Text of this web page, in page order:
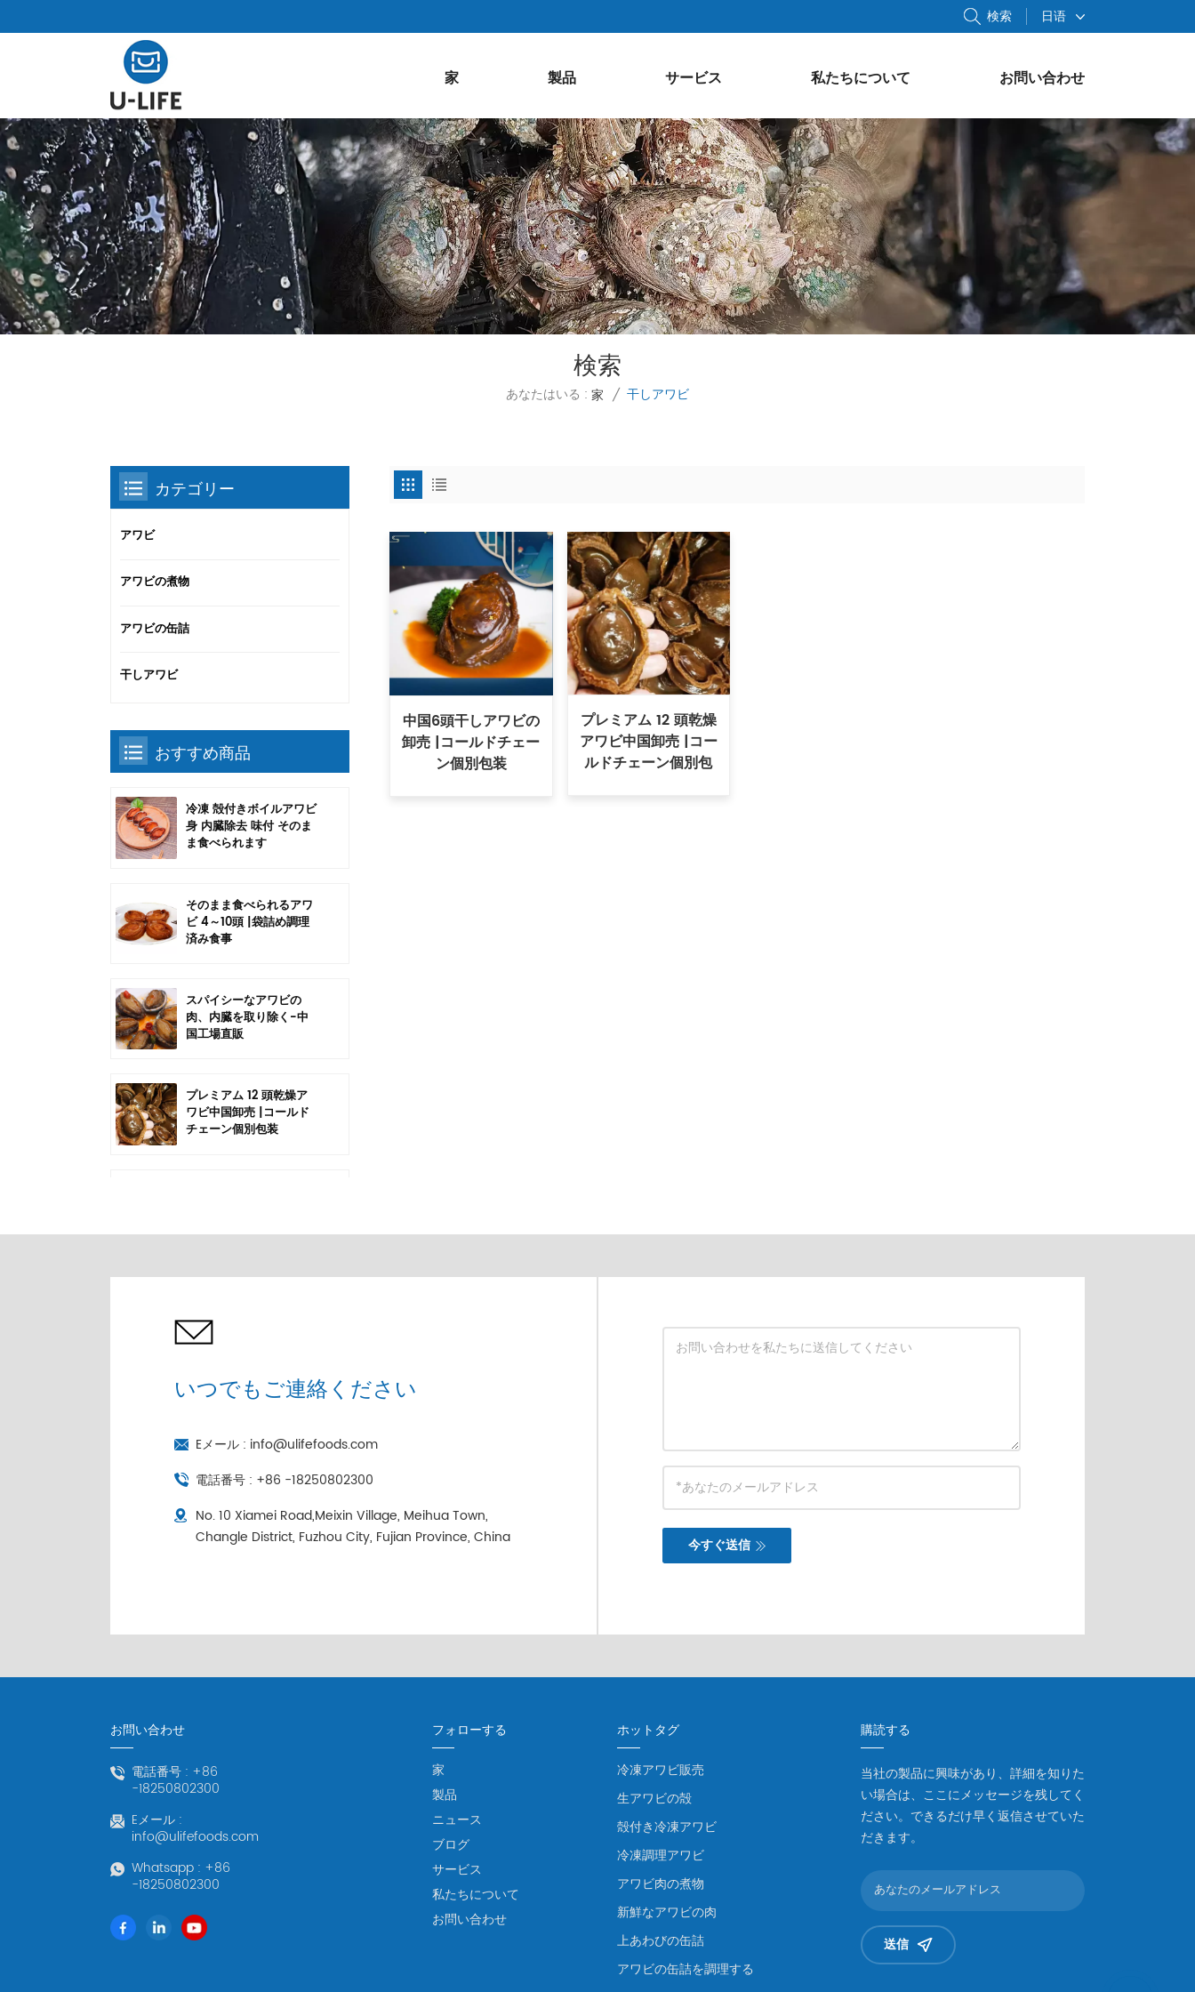
日语
検索
家 製品 サービス 私たちについて お問い合わせ
検索
あなたはいる : 家 / 干しアワビ
中国6頭干しアワビの
卸売 |コールドチェー
ン個別包装
プレミアム 12 頭乾燥
アワビ中国卸売 |コー
ルドチェーン個別包
カテゴリー
アワビ
アワビの煮物
アワビの缶詰
干しアワビ
おすすめ商品
冷凍 殻付きボイルアワビ
身 内臓除去 味付 そのま
ま食べられます
そのまま食べられるアワ
ビ 4～10頭 |袋詰め調理
済み食事
スパイシーなアワビの
肉、内臓を取り除く-中
国工場直販
プレミアム 12 頭乾燥ア
ワビ中国卸売 |コールド
チェーン個別包装
いつでもご連絡ください
Eメール : info@ulifefoods.com
電話番号 : +86 -18250802300
No. 10 Xiamei Road,Meixin Village, Meihua Town,
Changle District, Fuzhou City, Fujian Province, China
今すぐ送信
お問い合わせ
電話番号 : +86
-18250802300
Eメール :
info@ulifefoods.com
Whatsapp : +86
-18250802300
フォローする
家
製品
ニュース
ブログ
サービス
私たちについて
お問い合わせ
ホットタグ
冷凍アワビ販売
生アワビの殻
殻付き冷凍アワビ
冷凍調理アワビ
アワビ肉の煮物
新鮮なアワビの肉
上あわびの缶詰
アワビの缶詰を調理する
購読する
当社の製品に興味があり、詳細を知りた
い場合は、ここにメッセージを残してく
ださい。できるだけ早く返信させていた
だきます。
送信